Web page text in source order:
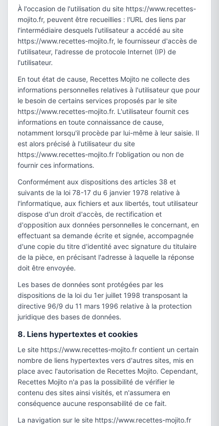
À l'occasion de l'utilisation du site https://www.recettes-
mojito.fr, peuvent être recueillies : l'URL des liens par
l'intermédiaire desquels l'utilisateur a accédé au site
https://www.recettes-mojito.fr, le fournisseur d'accès de
l'utilisateur, l'adresse de protocole Internet (IP) de
l'utilisateur.
En tout état de cause, Recettes Mojito ne collecte des
informations personnelles relatives à l'utilisateur que pour
le besoin de certains services proposés par le site
https://www.recettes-mojito.fr. L'utilisateur fournit ces
informations en toute connaissance de cause,
notamment lorsqu'il procède par lui-même à leur saisie. Il
est alors précisé à l'utilisateur du site
https://www.recettes-mojito.fr l'obligation ou non de
fournir ces informations.
Conformément aux dispositions des articles 38 et
suivants de la loi 78-17 du 6 janvier 1978 relative à
l'informatique, aux fichiers et aux libertés, tout utilisateur
dispose d'un droit d'accès, de rectification et
d'opposition aux données personnelles le concernant, en
effectuant sa demande écrite et signée, accompagnée
d'une copie du titre d'identité avec signature du titulaire
de la pièce, en précisant l'adresse à laquelle la réponse
doit être envoyée.
Les bases de données sont protégées par les
dispositions de la loi du 1er juillet 1998 transposant la
directive 96/9 du 11 mars 1996 relative à la protection
juridique des bases de données.
8. Liens hypertextes et cookies
Le site https://www.recettes-mojito.fr contient un certain
nombre de liens hypertextes vers d'autres sites, mis en
place avec l'autorisation de Recettes Mojito. Cependant,
Recettes Mojito n'a pas la possibilité de vérifier le
contenu des sites ainsi visités, et n'assumera en
conséquence aucune responsabilité de ce fait.
La navigation sur le site https://www.recettes-mojito.fr